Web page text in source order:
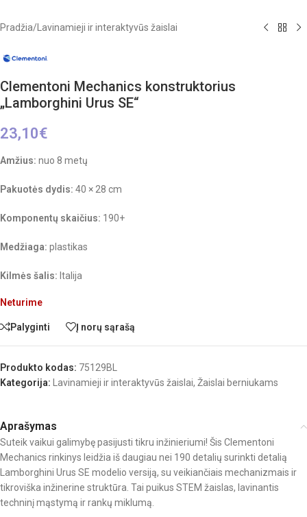
Pradžia/ Lavinamieji ir interaktyvūs žaislai
Clementoni Mechanics konstruktorius
„Lamborghini Urus SE“
23,10€
Amžius: nuo 8 metų
Pakuotės dydis: 40 × 28 cm
Komponentų skaičius: 190+
Medžiaga: plastikas
Kilmės šalis: Italija
Neturime
Palyginti Į norų sąrašą
Produkto kodas: 75129BL
Kategorija:
Lavinamieji ir interaktyvūs žaislai, Žaislai berniukams
Aprašymas
Suteik vaikui galimybę pasijusti tikru inžinieriumi! Šis Clementoni
Mechanics rinkinys leidžia iš daugiau nei 190 detalių surinkti detalią
Lamborghini Urus SE modelio versiją, su veikiančiais mechanizmais ir
tikroviška inžinerine struktūra. Tai puikus STEM žaislas, lavinantis
techninį mąstymą ir rankų miklumą.